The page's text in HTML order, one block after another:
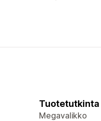
Tuotetutkinta
Megavalikko